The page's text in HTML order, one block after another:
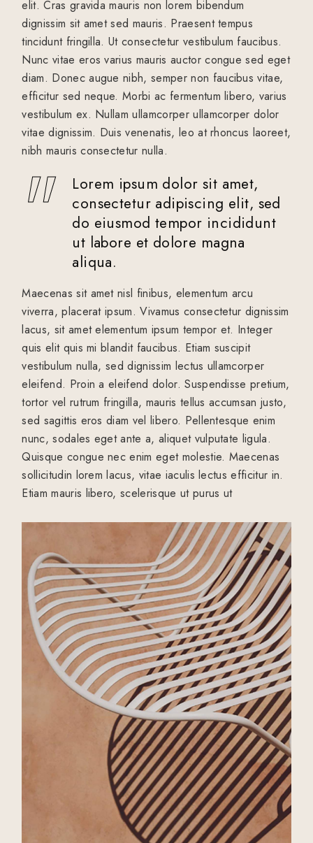
elit. Cras gravida mauris non lorem bibendum
dignissim sit amet sed mauris. Praesent tempus
tincidunt fringilla. Ut consectetur vestibulum faucibus.
Nunc vitae eros varius mauris auctor congue sed eget
diam. Donec augue nibh, semper non faucibus vitae,
efficitur sed neque. Morbi ac fermentum libero, varius
vestibulum ex. Nullam ullamcorper ullamcorper dolor
vitae dignissim. Duis venenatis, leo at rhoncus laoreet,
nibh mauris consectetur nulla.
Lorem ipsum dolor sit amet,
consectetur adipiscing elit, sed
do eiusmod tempor incididunt
ut labore et dolore magna
aliqua.
Maecenas sit amet nisl finibus, elementum arcu
viverra, placerat ipsum. Vivamus consectetur dignissim
lacus, sit amet elementum ipsum tempor et. Integer
quis elit quis mi blandit faucibus. Etiam suscipit
vestibulum nulla, sed dignissim lectus ullamcorper
eleifend. Proin a eleifend dolor. Suspendisse pretium,
tortor vel rutrum fringilla, mauris tellus accumsan justo,
sed sagittis eros diam vel libero. Pellentesque enim
nunc, sodales eget ante a, aliquet vulputate ligula.
Quisque congue nec enim eget molestie. Maecenas
sollicitudin lorem lacus, vitae iaculis lectus efficitur in.
Etiam mauris libero, scelerisque ut purus ut